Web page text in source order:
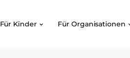
Für Kinder Für Organisationen